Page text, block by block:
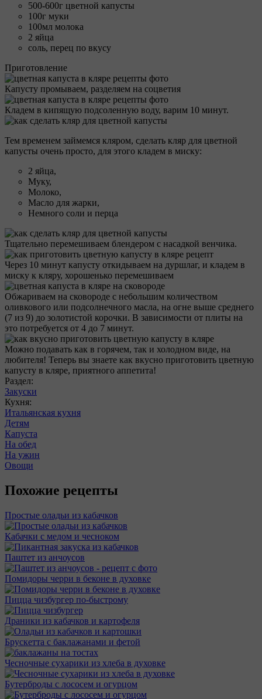
500-600г цветной капусты
100г муки
100мл молока
2 яйца
соль, перец по вкусу
Приготовление
Капусту промываем, разделяем на соцветия
Кладем в кипящую подсоленную воду, варим 10 минут.
Тем временем займемся кляром, сделать кляр для цветной
капусты очень просто, для этого кладем в миску:
2 яйца,
Муку,
Молоко,
Масло для жарки,
Немного соли и перца
Тщательно перемешиваем блендером с насадкой венчика.
Через 10 минут капусту откидываем на дуршлаг, и кладем в
миску к кляру, хорошенько перемешиваем
Обжариваем на сковороде с небольшим количеством
оливкового или подсолнечного масла, на огне выше среднего
(7 из 9) до золотистой корочки. В зависимости от плиты на
это потребуется от 4 до 7 минут.
Можно подавать как в горячем, так и холодном виде, на
любителя! Теперь вы знаете как вкусно приготовить цветную
капусту в кляре, приятного аппетита!
Раздел:
Закуски
Кухня:
Итальянская кухня
Детям
Капуста
На обед
На ужин
Овощи
Похожие рецепты
Простые оладьи из кабачков
Кабачки с медом и чесноком
Паштет из анчоусов
Помидоры черри в беконе в духовке
Пицца чизбургер по-быстрому
Драники из кабачков и картофеля
Брускетта с баклажанами и фетой
Чесночные сухарики из хлеба в духовке
Бутерброды с лососем и огурцом